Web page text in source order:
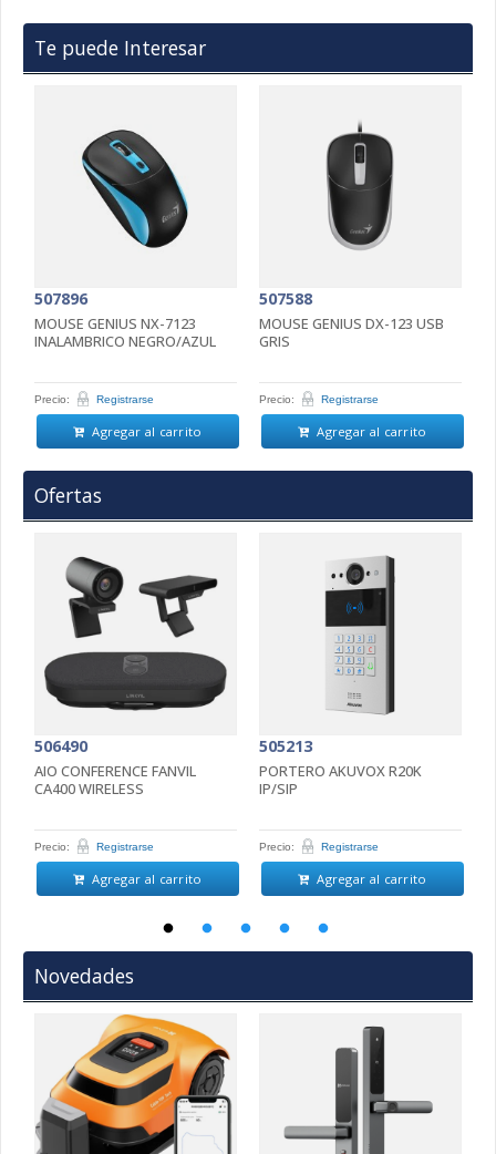
Te puede Interesar
507896
MOUSE GENIUS NX-7123
INALAMBRICO NEGRO/AZUL
Precio: Registrarse
Agregar al carrito
507588
MOUSE GENIUS DX-123 USB
GRIS
Precio: Registrarse
Agregar al carrito
Ofertas
506490
AIO CONFERENCE FANVIL
CA400 WIRELESS
Precio: Registrarse
Agregar al carrito
505213
PORTERO AKUVOX R20K
IP/SIP
Precio: Registrarse
Agregar al carrito
Novedades